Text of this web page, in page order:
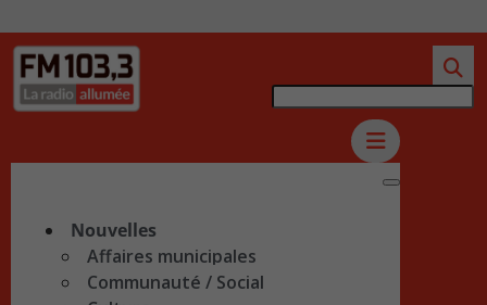
Nouvelles
Affaires municipales
Communauté / Social